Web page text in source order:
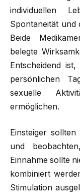
individuellen
Spontaneität und
Beide
belegte
Entscheidend
persönlichen
sexuelle
ermöglichen.
Einsteiger
und
Einnahme sollte
kombiniert
Stimulation